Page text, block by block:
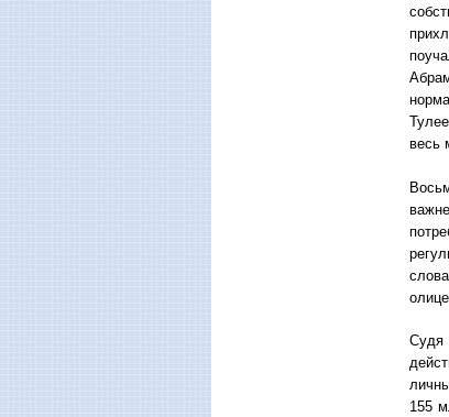
весь
Судя
155